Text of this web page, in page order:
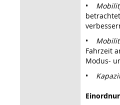
•
•
Fahrzeit
Modus-
•